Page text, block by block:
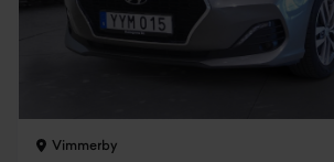
Vimmerby